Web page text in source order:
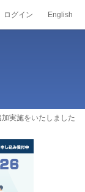
ログイン English
実施をいたしました